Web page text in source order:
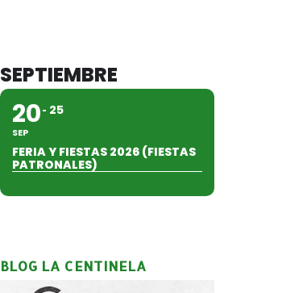
SEPTIEMBRE
20
SEP
25
FERIA Y FIESTAS 2026 (FIESTAS
PATRONALES)
BLOG LA CENTINELA